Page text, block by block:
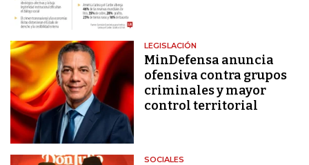
LEGISLACIÓN
MinDefensa anuncia
ofensiva contra grupos
criminales y mayor
control territorial
SOCIALES